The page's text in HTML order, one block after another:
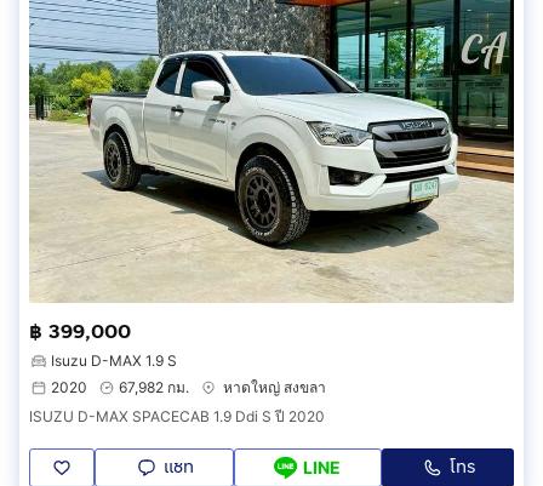
฿ 399,000
Isuzu D-MAX 1.9 S
2020
67,982 กม.
หาดใหญ่ สงขลา
ISUZU D-MAX SPACECAB 1.9 Ddi S ปี 2020
แชท LINE โทร